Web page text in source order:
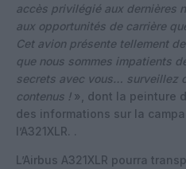
accès privilégié aux dernières
aux opportunités de carrière
Cet avion présente tellement
que nous sommes impatients
secrets avec vous… surveillez
contenus ! », dont la peinture
des informations sur la
l’A321XLR. .
L’Airbus A321XLR pourra